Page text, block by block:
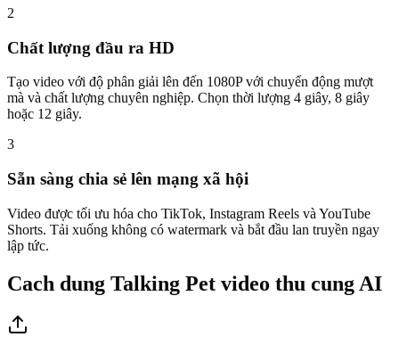
2
Chất lượng đầu ra HD
Tạo video với độ phân giải lên đến 1080P với chuyển động mượt
mà và chất lượng chuyên nghiệp. Chọn thời lượng 4 giây, 8 giây
hoặc 12 giây.
3
Sẵn sàng chia sẻ lên mạng xã hội
Video được tối ưu hóa cho TikTok, Instagram Reels và YouTube
Shorts. Tải xuống không có watermark và bắt đầu lan truyền ngay
lập tức.
Cach dung Talking Pet video thu cung AI